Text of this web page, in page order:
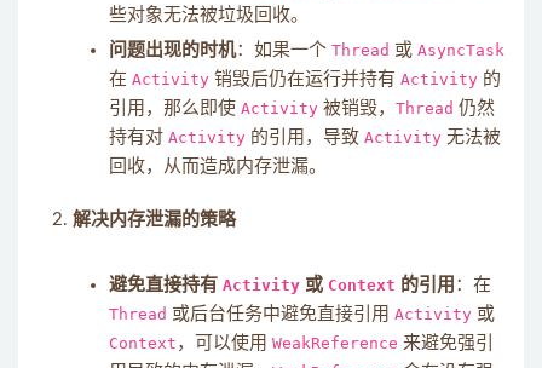
些对象无法被垃圾回收。
问题出现的时机：如果一个 Thread 或 AsyncTask
在 Activity 销毁后仍在运行并持有 Activity 的
引用，那么即使 Activity 被销毁， Thread 仍然
持有对 Activity 的引用，导致 Activity 无法被
回收，从而造成内存泄漏。
解决内存泄漏的策略
避免直接持有 Activity 或 Context 的引用 ：在
Thread 或后台任务中避免直接引用 Activity 或
Context ，可以使用 WeakReference 来避免强引